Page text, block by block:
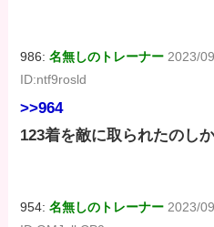
986:名無しのトレーナー 2023/
ID:ntf9rosld
>>964
123着を敵に取られたのし
954:名無しのトレーナー 2023/